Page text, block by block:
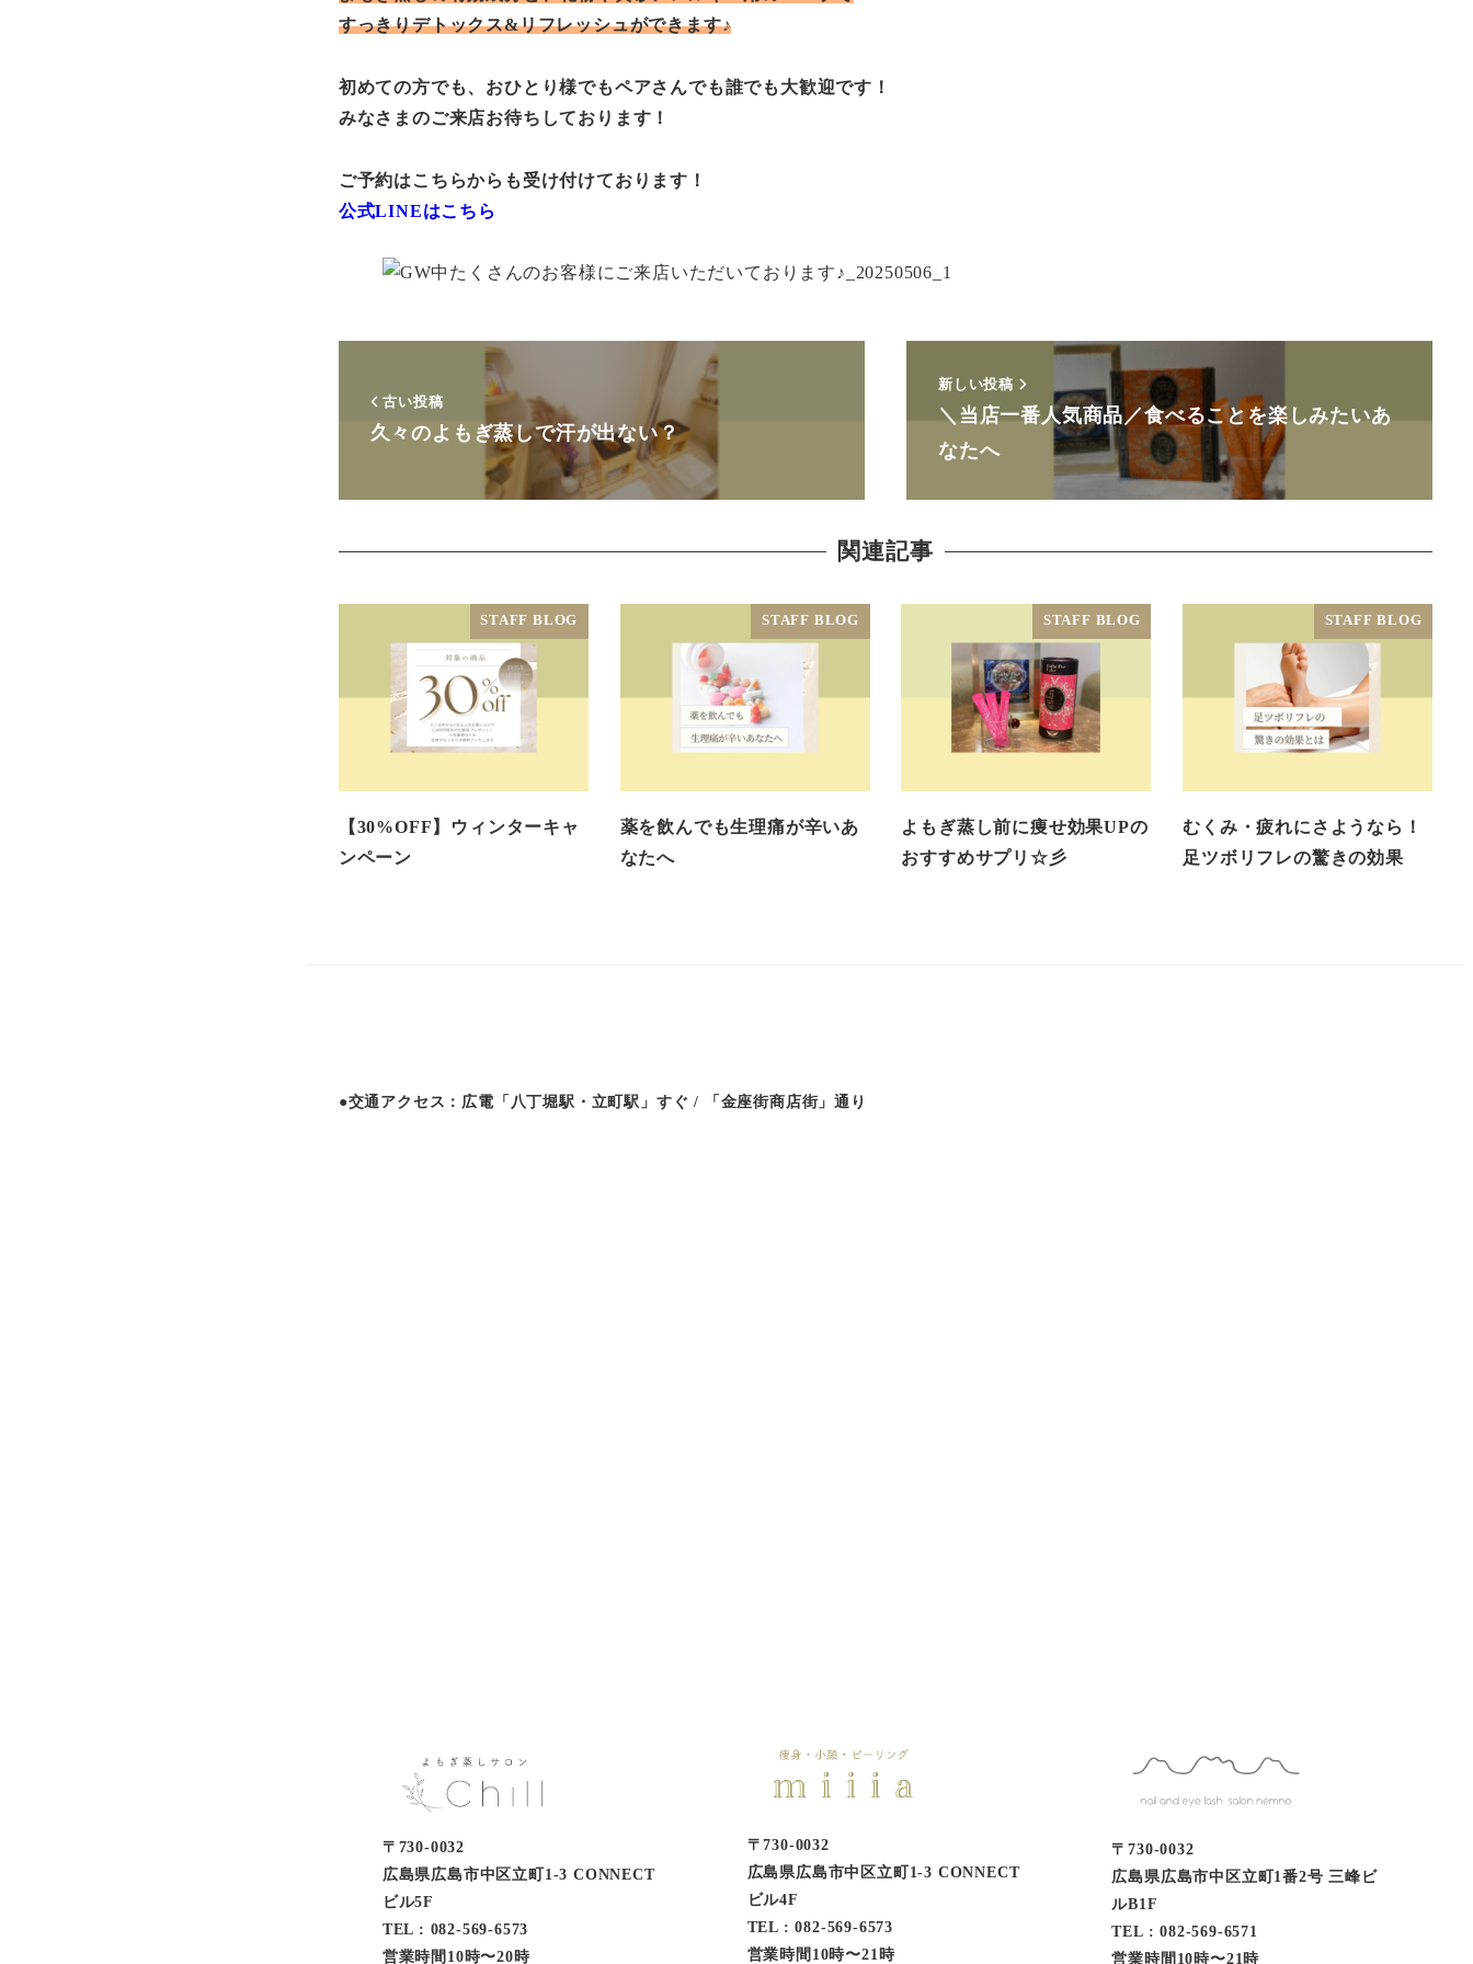
すっきりデトックス&リフレッシュができます♪
初めての方でも、おひとり様でもペアさんでも誰でも大歓迎です！
みなさまのご来店お待ちしております！
ご予約はこちらからも受け付けております！
公式LINEはこちら
古い投稿
久々のよもぎ蒸しで汗が出ない？
新しい投稿
＼当店一番人気商品／食べることを楽しみたいあ
なたへ
関連記事
STAFF BLOG
【30%OFF】ウィンターキャ
ンペーン
STAFF BLOG
薬を飲んでも生理痛が辛いあ
なたへ
STAFF BLOG
よもぎ蒸し前に痩せ効果UPの
おすすめサプリ☆彡
STAFF BLOG
むくみ・疲れにさようなら！
足ツボリフレの驚きの効果
●交通アクセス：広電「八丁堀駅・立町駅」すぐ / 「金座街商店街」通り
〒730-0032
広島県広島市中区立町1-3 CONNECT
ビル5F
TEL : 082-569-6573
営業時間10時〜20時
〒730-0032
広島県広島市中区立町1-3 CONNECT
ビル4F
TEL : 082-569-6573
営業時間10時〜21時
〒730-0032
広島県広島市中区立町1番2号 三峰ビ
ルB1F
TEL : 082-569-6571
営業時間10時〜21時